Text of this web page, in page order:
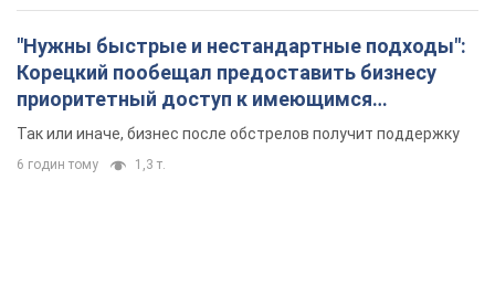
"Нужны быстрые и нестандартные подходы":
Корецкий пообещал предоставить бизнесу
приоритетный доступ к имеющимся
складским помещениям
Так или иначе, бизнес после обстрелов получит поддержку
6 годин тому 1,3 т.